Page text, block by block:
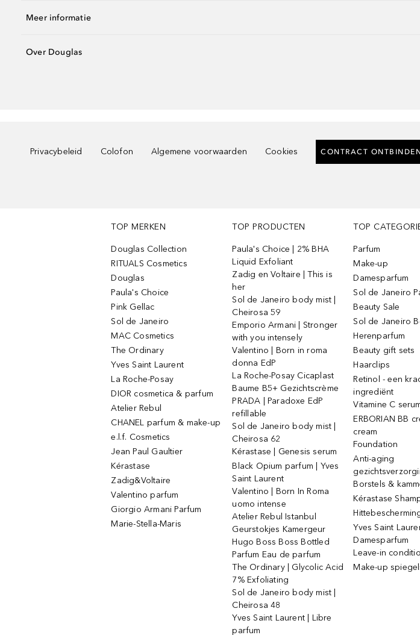
Meer informatie
Over Douglas
Privacybeleid Colofon Algemene voorwaarden Cookies CONTRACT
TOP MERKEN
Douglas Collection
RITUALS Cosmetics
Douglas
Paula's Choice
Pink Gellac
Sol de Janeiro
MAC Cosmetics
The Ordinary
Yves Saint Laurent
La Roche-Posay
DIOR cosmetica & parfum
Atelier Rebul
CHANEL parfum & make-up
e.l.f. Cosmetics
Jean Paul Gaultier
Kérastase
Zadig&Voltaire
Valentino parfum
Giorgio Armani Parfum
Marie-Stella-Maris
TOP PRODUCTEN
Paula's Choice | 2% BHA
Liquid Exfoliant
Zadig en Voltaire | This is
her
Sol de Janeiro body mist |
Cheirosa 59
Emporio Armani | Stronger
with you intensely
Valentino | Born in roma
donna EdP
La Roche-Posay Cicaplast
Baume B5+ Gezichtscrème
PRADA | Paradoxe EdP
refillable
Sol de Janeiro body mist |
Cheirosa 62
Kérastase | Genesis serum
Black Opium parfum | Yves
Saint Laurent
Valentino | Born In Roma
uomo intense
Atelier Rebul Istanbul
Geurstokjes Kamergeur
Hugo Boss Boss Bottled
Parfum Eau de parfum
The Ordinary | Glycolic Acid
7% Exfoliating
Sol de Janeiro body mist |
Cheirosa 48
Yves Saint Laurent | Libre
parfum
TOP
Parfum
Make-up
Damesparfum
Sol de Janeiro
Beauty Sale
Sol de Janeiro
Herenparfum
Beauty gift sets
Haarclips
Retinol - een
ingrediënt
Vitamine C
ERBORIAN BB
cream
Foundation
Anti-aging
Borstels &
Kérastase
Yves Saint
Damesparfum
Leave-in
Make-up